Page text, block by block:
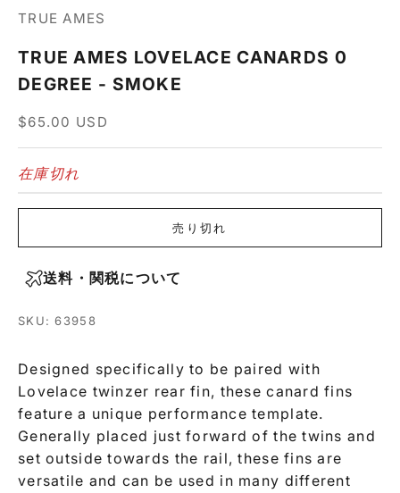
TRUE AMES
TRUE AMES LOVELACE CANARDS 0
DEGREE - SMOKE
セール価格
$65.00 USD
在庫切れ
売り切れ
送料・関税について
SKU: 63958
Designed specifically to be paired with
Lovelace twinzer rear fin, these canard fins
feature a unique performance template.
Generally placed just forward of the twins and
set outside towards the rail, these fins are
versatile and can be used in many different